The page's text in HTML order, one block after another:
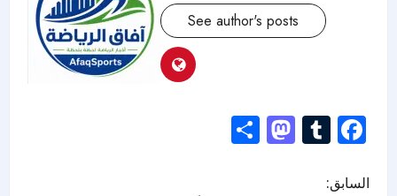
See author's posts
Facebook
Tumblr
Mastodon
السابق: